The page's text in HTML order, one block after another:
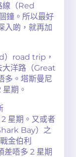
線（Red
鐘。所以最好
入啲，就再加
）road trip，
大洋路（Great
多。塔斯曼尼
期。
星期。又或者
Bay）之
金伯利
差唔多 2 星期